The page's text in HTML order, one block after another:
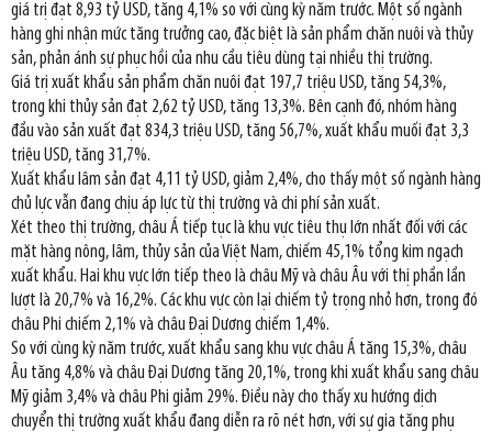
giá trị đạt 8,93 tỷ USD, tăng 4,1% so với cùng kỳ năm trước. Một số ngành
hàng ghi nhận mức tăng trưởng cao, đặc biệt là sản phẩm chăn nuôi và thủy
sản, phản ánh sự phục hồi của nhu cầu tiêu dùng tại nhiều thị trường.
Giá trị xuất khẩu sản phẩm chăn nuôi đạt 197,7 triệu USD, tăng 54,3%,
trong khi thủy sản đạt 2,62 tỷ USD, tăng 13,3%. Bên cạnh đó, nhóm hàng
đầu vào sản xuất đạt 834,3 triệu USD, tăng 56,7%, xuất khẩu muối đạt 3,3
triệu USD, tăng 31,7%.
Xuất khẩu lâm sản đạt 4,11 tỷ USD, giảm 2,4%, cho thấy một số ngành hàng
chủ lực vẫn đang chịu áp lực từ thị trường và chi phí sản xuất.
Xét theo thị trường, châu Á tiếp tục là khu vực tiêu thụ lớn nhất đối với các
mặt hàng nông, lâm, thủy sản của Việt Nam, chiếm 45,1% tổng kim ngạch
xuất khẩu. Hai khu vực lớn tiếp theo là châu Mỹ và châu Âu với thị phần lần
lượt là 20,7% và 16,2%. Các khu vực còn lại chiếm tỷ trọng nhỏ hơn, trong đó
châu Phi chiếm 2,1% và châu Đại Dương chiếm 1,4%.
So với cùng kỳ năm trước, xuất khẩu sang khu vực châu Á tăng 15,3%, châu
Âu tăng 4,8% và châu Đại Dương tăng 20,1%, trong khi xuất khẩu sang châu
Mỹ giảm 3,4% và châu Phi giảm 29%. Điều này cho thấy xu hướng dịch
chuyển thị trường xuất khẩu đang diễn ra rõ nét hơn, với sự gia tăng phụ